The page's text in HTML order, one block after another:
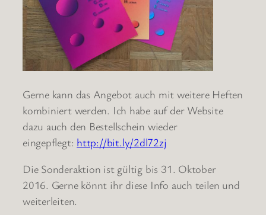
Gerne kann das Angebot auch mit weitere Heften
kombiniert werden. Ich habe auf der Website
dazu auch den Bestellschein wieder
eingepflegt: http://bit.ly/2dl72zj
Die Sonderaktion ist gültig bis 31. Oktober
2016. Gerne könnt ihr diese Info auch teilen und
weiterleiten.